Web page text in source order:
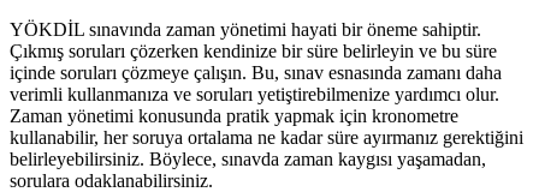
YÖKDİL sınavında zaman yönetimi hayati bir öneme sahiptir.
Çıkmış soruları çözerken kendinize bir süre belirleyin ve bu süre
içinde soruları çözmeye çalışın. Bu, sınav esnasında zamanı daha
verimli kullanmanıza ve soruları yetiştirebilmenize yardımcı olur.
Zaman yönetimi konusunda pratik yapmak için kronometre
kullanabilir, her soruya ortalama ne kadar süre ayırmanız gerektiğini
belirleyebilirsiniz. Böylece, sınavda zaman kaygısı yaşamadan,
sorulara odaklanabilirsiniz.